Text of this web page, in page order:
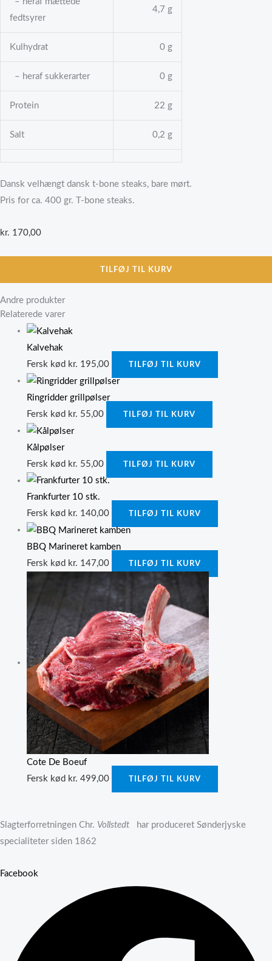
fedtsyrer
4,7 g
Kulhydrat 0 g
– heraf sukkerarter 0 g
Protein 22 g
Salt 0,2 g
Dansk velhængt dansk t-bone steaks, bare mørt.
Pris for ca. 400 gr. T-bone steaks.
kr. 170,00
TILFØJ TIL KURV
Andre produkter
Relaterede varer
Kalvehak
Fersk kød kr. 195,00 TILFØJ TIL KURV
Ringridder grillpølser
Fersk kød kr. 55,00 TILFØJ TIL KURV
Kålpølser
Fersk kød kr. 55,00 TILFØJ TIL KURV
Frankfurter 10 stk.
Fersk kød kr. 140,00 TILFØJ TIL KURV
BBQ Marineret kamben
Fersk kød kr. 147,00 TILFØJ TIL KURV
Cote De Boeuf
Fersk kød kr. 499,00 TILFØJ TIL KURV
Slagterforretningen Chr. Vollstedt har produceret Sønderjyske
specialiteter siden 1862
Facebook